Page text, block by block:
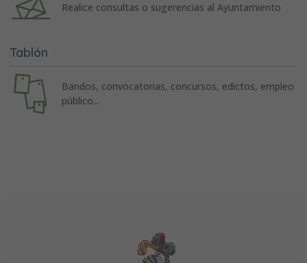
Realice consultas o sugerencias al Ayuntamiento
Tablón
Bandos, convocatorias, concursos, edictos, empleo
público...